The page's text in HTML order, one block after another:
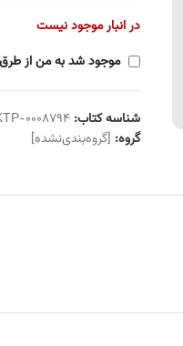
در انبار موجود نیست
موجود شد به من از
شناسه کتاب:0008794
گروه: [گروه‌بندی‌نشده]